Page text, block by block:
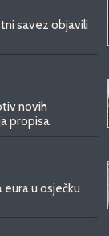
savez objavili
novih
propisa
eura u osječku